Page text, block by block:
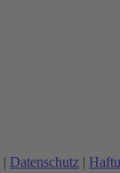
| Datenschutz |